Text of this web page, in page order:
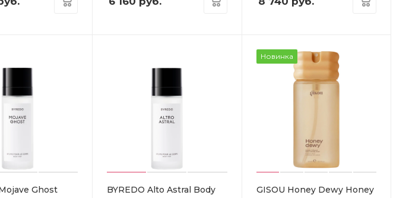
Ghost
BYREDO Alto Astral Body
Новинка
GISOU Honey Dewy Honey